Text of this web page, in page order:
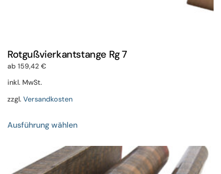
Rotgußvierkantstange Rg 7
ab 159,42 €
inkl. MwSt.
zzgl. Versandkosten
Ausführung wählenProdukt
mehrere
Varianten